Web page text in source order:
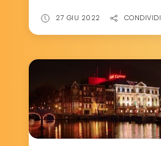
27 GIU 2022 CONDIVIDI